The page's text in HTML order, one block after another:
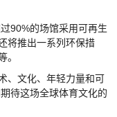
90%的场馆采用可再生
将推出一系列环保措
。
、文化、年轻力量和可
待这场全球体育文化的